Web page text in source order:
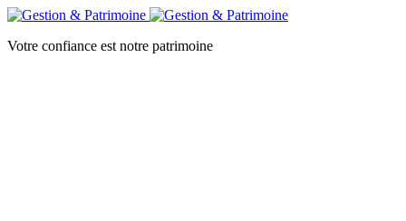
Votre confiance est notre patrimoine